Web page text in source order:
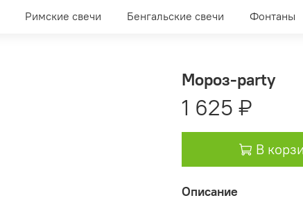
Римские свечи Бенгальские свечи Фонтаны
Мороз-party
1 625 ₽
В
Описание